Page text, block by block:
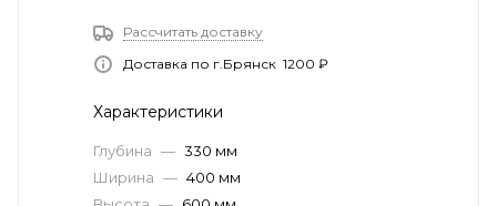
Рассчитать доставку
Доставка по г.Брянск 1200 ₽
Характеристики
Глубина — 330 мм
Ширина — 400 мм